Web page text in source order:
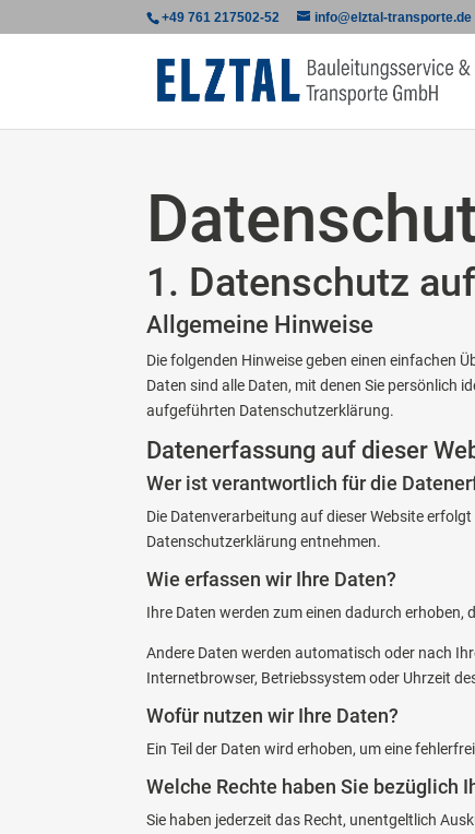
+49 761 217502-52 info@elztal-transporte.de
1. Datenschutz
Allgemeine Hinweise
Die folgenden Hinweise geben einen einfachen
Daten sind alle Daten, mit denen Sie persönlich
aufgeführten Datenschutzerklärung.
Datenerfassung auf dieser
Wer ist verantwortlich für die
Die Datenverarbeitung auf dieser Website
Datenschutzerklärung entnehmen.
Wie erfassen wir Ihre Daten?
Ihre Daten werden zum einen dadurch erhoben,
Andere Daten werden automatisch oder nach
Internetbrowser, Betriebssystem oder Uhrzeit
Wofür nutzen wir Ihre Daten?
Ein Teil der Daten wird erhoben, um eine
Welche Rechte haben Sie bezüglich
Sie haben jederzeit das Recht, unentgeltlich